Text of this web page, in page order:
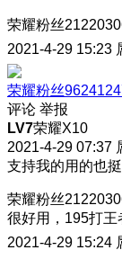
荣耀粉丝
2021-4-29 15:23
荣耀粉丝
评论 举报
LV7荣耀X10
2021-4-29 07:37
支持我的用的也
荣耀粉丝
很好用，195打
2021-4-29 15:24